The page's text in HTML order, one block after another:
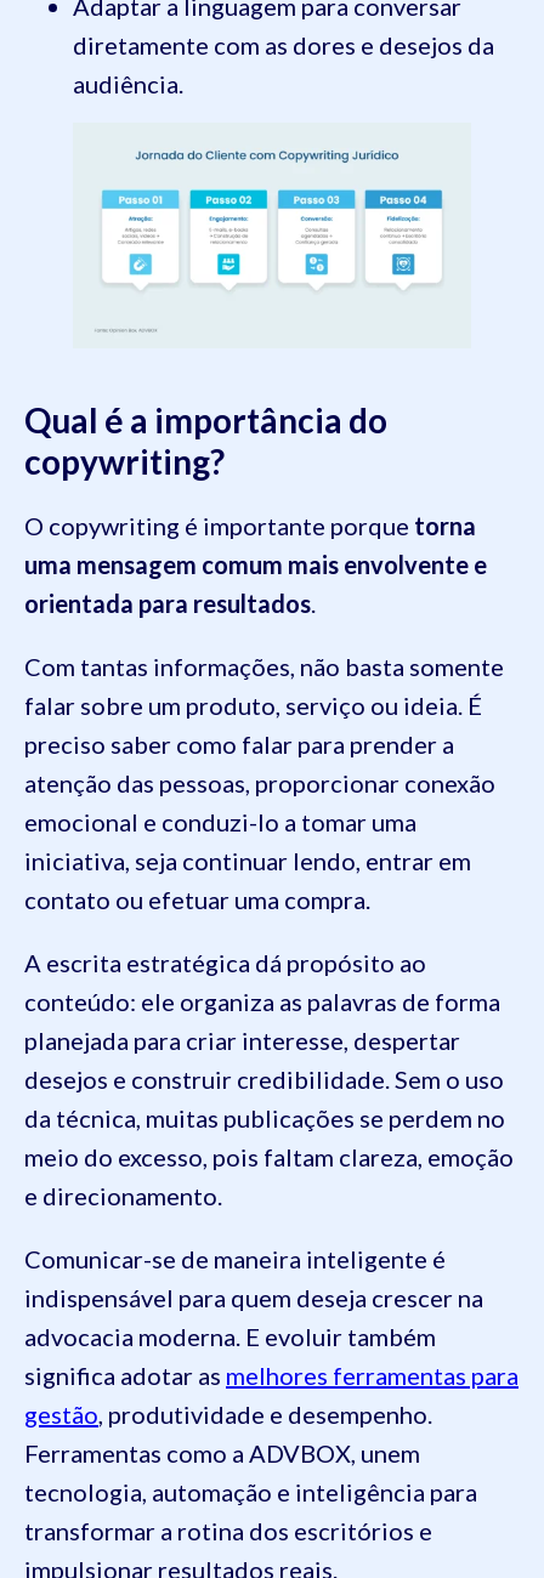
diretamente com as dores e desejos da
audiência.
Qual é a importância do
copywriting?
O copywriting é importante porque torna
uma mensagem comum mais envolvente e
orientada para resultados.
Com tantas informações, não basta somente
falar sobre um produto, serviço ou ideia. É
preciso saber como falar para prender a
atenção das pessoas, proporcionar conexão
emocional e conduzi-lo a tomar uma
iniciativa, seja continuar lendo, entrar em
contato ou efetuar uma compra.
A escrita estratégica dá propósito ao
conteúdo: ele organiza as palavras de forma
planejada para criar interesse, despertar
desejos e construir credibilidade. Sem o uso
da técnica, muitas publicações se perdem no
meio do excesso, pois faltam clareza, emoção
e direcionamento.
Comunicar-se de maneira inteligente é
indispensável para quem deseja crescer na
advocacia moderna. E evoluir também
significa adotar as melhores ferramentas para
gestão, produtividade e desempenho.
Ferramentas como a ADVBOX, unem
tecnologia, automação e inteligência para
transformar a rotina dos escritórios e
impulsionar resultados reais.